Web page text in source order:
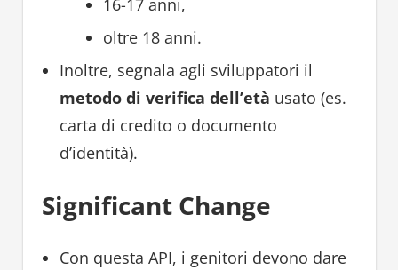
16-17 anni,
oltre 18 anni.
Inoltre, segnala agli sviluppatori il
metodo di verifica dell’età usato (es.
carta di credito o documento
d’identità).
Significant Change
Con questa API, i genitori devono dare